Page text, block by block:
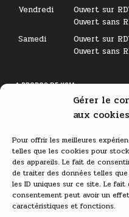
Gérer le
aux cookies
Pour offrir les meilleures
telles que les cookies pour
des appareils. Le fait de
de traiter des données telles
les ID uniques sur ce site. Le
consentement peut avoir un
caractéristiques et fonctions.
Vendredi
Ouvert sur
Ouvert sans
Samedi
Ouvert sur
Ouvert sans
A PROPOS DE KSM